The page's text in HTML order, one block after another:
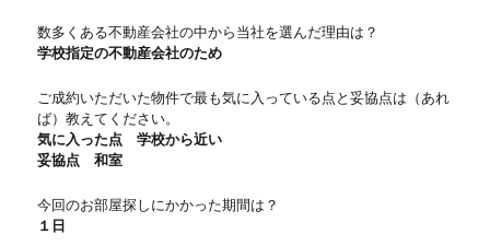
数多くある不動産会社の中から当社を選んだ理由は？
学校指定の不動産会社のため
ご成約いただいた物件で最も気に入っている点と妥協点は（あれ
ば）教えてください。
気に入った点 学校から近い
妥協点 和室
今回のお部屋探しにかかった期間は？
１日